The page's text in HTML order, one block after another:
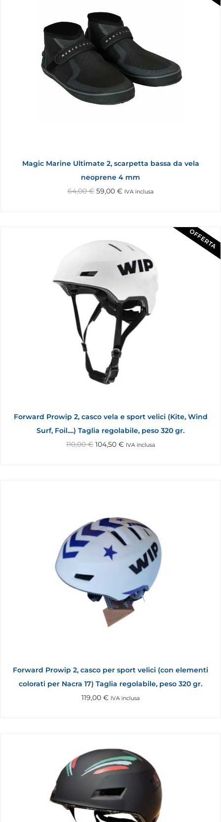
Magic Marine Ultimate 2, scarpetta bassa da vela
neoprene 4 mm
64,00€ 59,00 € IVA inclusa
OFFERTA
Forward Prowip 2, casco vela e sport velici (Kite, Wind
Surf, Foil....) Taglia regolabile, peso 320 gr.
110,00€ 104,50 € IVA inclusa
Forward Prowip 2, casco per sport velici (con elementi
colorati per Nacra 17) Taglia regolabile, peso 320 gr.
119,00 € IVA inclusa